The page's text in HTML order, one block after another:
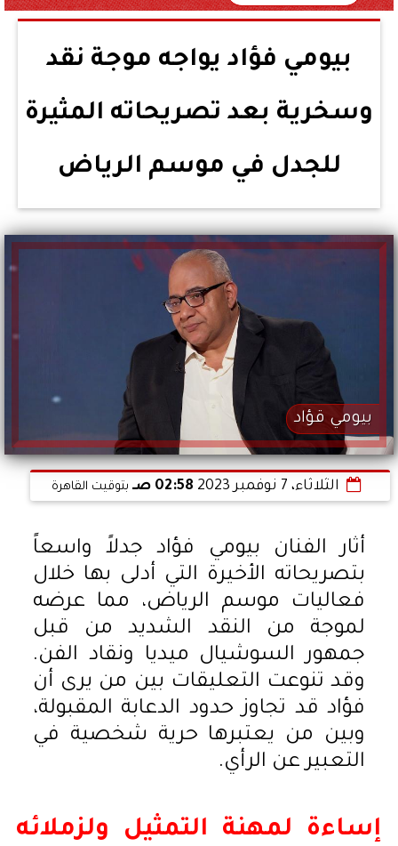
بيومي فؤاد يواجه موجة نقد
وسخرية بعد تصريحاته المثيرة
للجدل في موسم الرياض
بيومي قؤاد
الثلاثاء، 7 نوفمبر 2023 02:58 صـ بتوقيت القاهرة
أثار الفنان بيومي فؤاد جدلاً واسعاً
بتصريحاته الأخيرة التي أدلى بها خلال
فعاليات موسم الرياض، مما عرضه
لموجة من النقد الشديد من قبل
جمهور السوشيال ميديا ونقاد الفن.
وقد تنوعت التعليقات بين من يرى أن
فؤاد قد تجاوز حدود الدعابة المقبولة،
وبين من يعتبرها حرية شخصية في
التعبير عن الرأي.
إساءة لمهنة التمثيل ولزملائه